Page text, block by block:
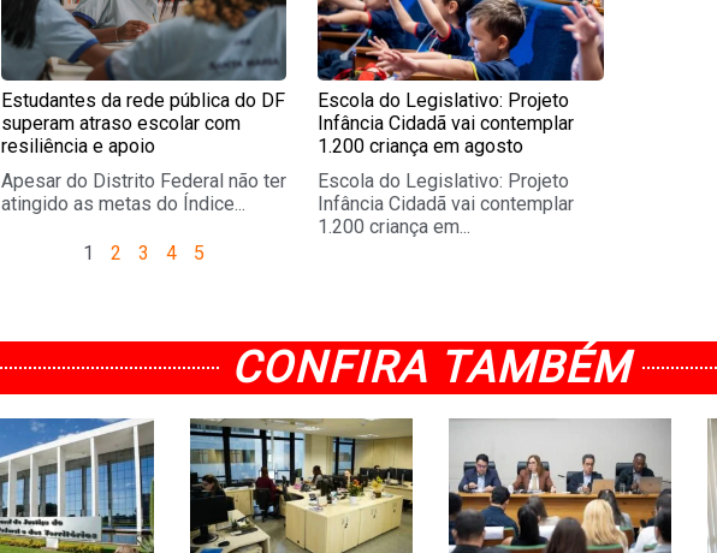
Estudantes da rede pública do DF
superam atraso escolar com
resiliência e apoio
Apesar do Distrito Federal não ter
atingido as metas do Índice...
Escola do Legislativo: Projeto
Infância Cidadã vai contemplar
1.200 criança em agosto
Escola do Legislativo: Projeto
Infância Cidadã vai contemplar
1.200 criança em...
1 2 3 4 5
CONFIRA TAMBÉM